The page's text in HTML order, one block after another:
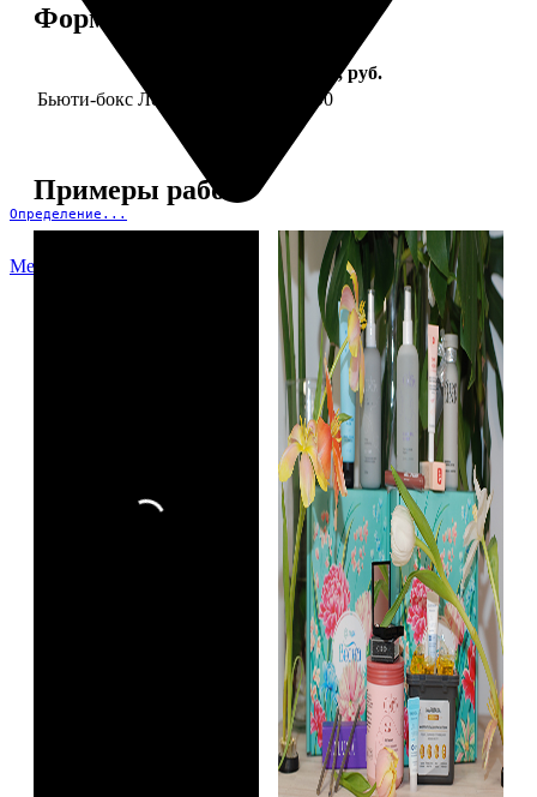
Определение...
Меню
Форматы и цены
Услуга
Цена, руб.
Бьюти-бокс Леди Mail "Весна"
2590
Примеры работ